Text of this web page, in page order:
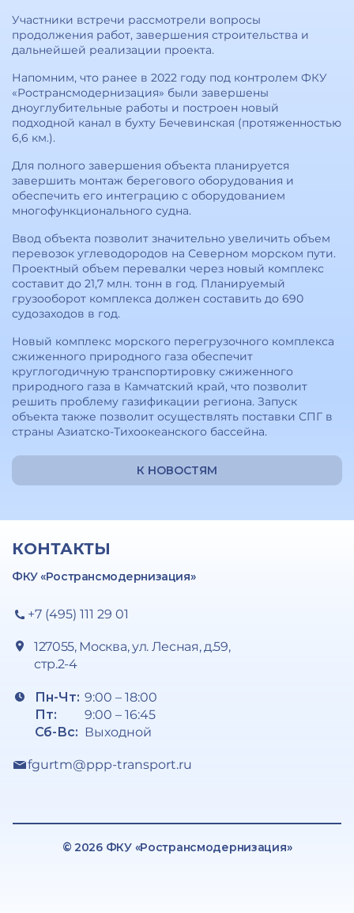
Участники встречи рассмотрели вопросы
продолжения работ, завершения строительства и
дальнейшей реализации проекта.
Напомним, что ранее в 2022 году под контролем ФКУ
«Ространсмодернизация» были завершены
дноуглубительные работы и построен новый
подходной канал в бухту Бечевинская (протяженностью
6,6 км.).
Для полного завершения объекта планируется
завершить монтаж берегового оборудования и
обеспечить его интеграцию с оборудованием
многофункционального судна.
Ввод объекта позволит значительно увеличить объем
перевозок углеводородов на Северном морском пути.
Проектный объем перевалки через новый комплекс
составит до 21,7 млн. тонн в год. Планируемый
грузооборот комплекса должен составить до 690
судозаходов в год.
Новый комплекс морского перегрузочного комплекса
сжиженного природного газа обеспечит
круглогодичную транспортировку сжиженного
природного газа в Камчатский край, что позволит
решить проблему газификации региона. Запуск
объекта также позволит осуществлять поставки СПГ в
страны Азиатско-Тихоокеанского бассейна.
К НОВОСТЯМ
КОНТАКТЫ
ФКУ «Ространсмодернизация»
+7 (495) 111 29 01
127055, Москва, ул. Лесная, д.59,
стр.2-4
Пн-Чт:
Пт:
Сб-Вс:
9:00 – 18:00
9:00 – 16:45
Выходной
fgurtm@ppp-transport.ru
© 2026 ФКУ «Ространсмодернизация»